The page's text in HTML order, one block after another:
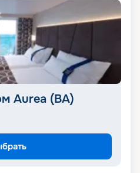
Aurea (BA)